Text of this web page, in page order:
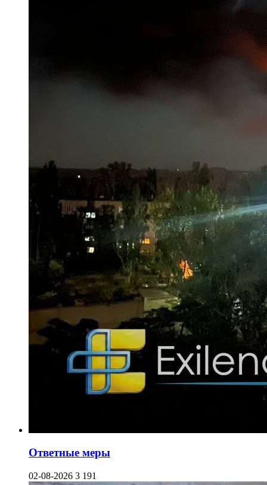
Ответные меры
02-08-2026 3 191